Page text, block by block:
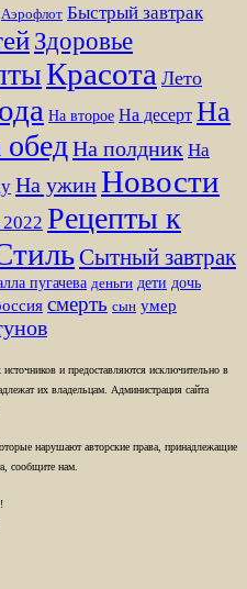
Аэрофлот Быстрый завтрак
Здоровье
Красота Лето
На второе На десерт На
На полдник На
На ужинНовости
Рецепты к
Сытный завтрак
пугачева деньги дети дочь
смерть сын умер
и предоставляются исключительно в
их владельцам. Администрация сайта
нарушают авторские права, принадлежащие
сообщите нам.